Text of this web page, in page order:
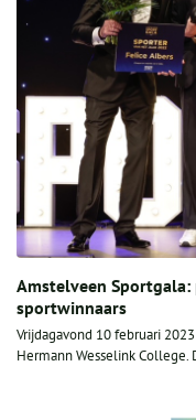
Amstelveen
sportwinnaars
Vrijdagavond 10 februari
Hermann Wesselink College.